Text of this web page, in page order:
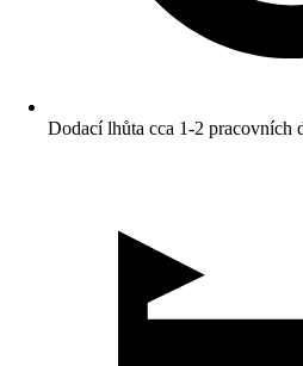
Dodací lhůta cca 1-2 pracovních